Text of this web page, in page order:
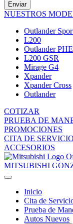
Enviar
NUESTROS
Outlander
L200
Outlander
L200 GSR
Mirage G4
Xpander
Xpander Cross
Outlander
COTIZAR
PRUEBA DE
PROMOCIONES
CITA DE SERVICIO
ACCESORIOS
MITSUBISHI
Inicio
Cita de
Prueba de
Autos Nuevos